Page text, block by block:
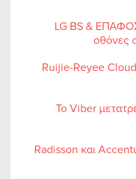
LG BS &
οθόνες
Ruijie-Reyee Cloud
Το Viber
Radisson και